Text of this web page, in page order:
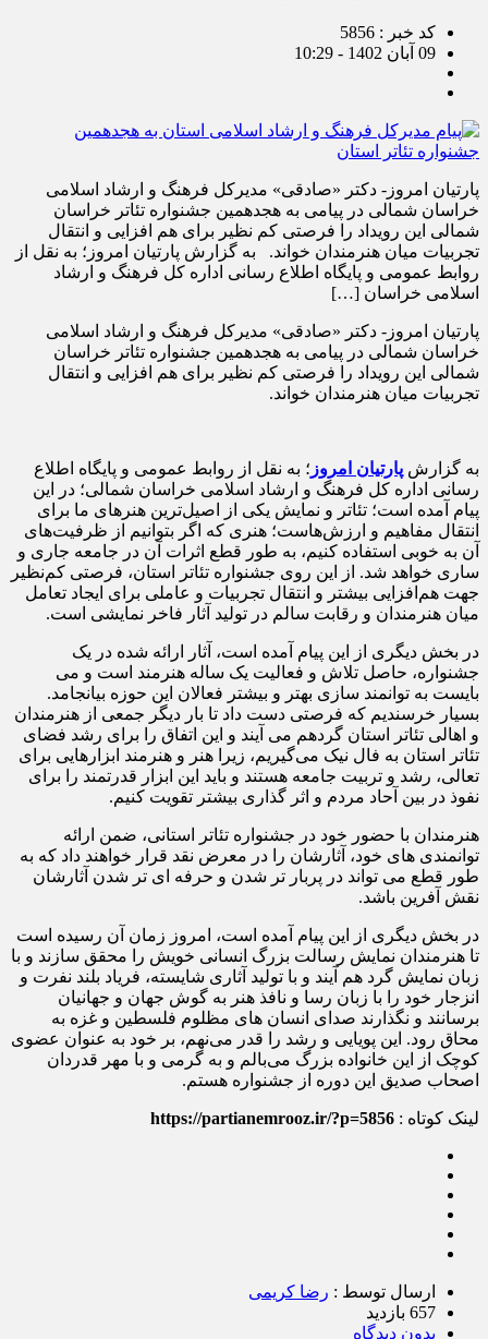
کد خبر : 5856
09 آبان 1402 - 10:29
پارتیان امروز- دکتر «صادقی» مدیرکل فرهنگ و ارشاد اسلامی
خراسان شمالی در پیامی به هجدهمین جشنواره تئاتر خراسان
شمالی این رویداد را فرصتی کم نظیر برای هم افزایی و انتقال
تجربیات میان هنرمندان خواند. به گزارش پارتیان امروز؛ به نقل از
روابط عمومی و پایگاه اطلاع رسانی اداره کل فرهنگ و ارشاد
اسلامی خراسان […]
پارتیان امروز- دکتر «صادقی» مدیرکل فرهنگ و ارشاد اسلامی
خراسان شمالی در پیامی به هجدهمین جشنواره تئاتر خراسان
شمالی این رویداد را فرصتی کم نظیر برای هم افزایی و انتقال
تجربیات میان هنرمندان خواند.
به گزارش پارتیان امروز ؛ به نقل از روابط عمومی و پایگاه اطلاع
رسانی اداره کل فرهنگ و ارشاد اسلامی خراسان شمالی؛ در این
پیام آمده است؛ تئاتر و نمایش یکی از اصیل‌ترین هنرهای ما برای
انتقال مفاهیم و ارزش‌هاست؛ هنری که اگر بتوانیم از ظرفیت‌های
آن به خوبی استفاده کنیم، به طور قطع اثرات آن در جامعه جاری و
ساری خواهد شد. از این روی جشنواره تئاتر استان، فرصتی کم‌نظیر
جهت هم‌افزایی بیشتر و انتقال تجربیات و عاملی برای ایجاد تعامل
میان هنرمندان و رقابت سالم در تولید آثار فاخر نمایشی است.
در بخش دیگری از این پیام آمده است، آثار ارائه شده در یک
جشنواره، حاصل تلاش و فعالیت یک ساله هنرمند است و می
بایست به توانمند سازی بهتر و بیشتر فعالان این حوزه بیانجامد.
بسیار خرسندیم که فرصتی دست داد تا بار دیگر جمعی از هنرمندان
و اهالی تئاتر استان گردهم می آیند و این اتفاق را برای رشد فضای
تئاتر استان به فال نیک می‌گیریم، زیرا هنر و هنرمند ابزارهایی برای
تعالی، رشد و تربیت جامعه هستند و باید این ابزار قدرتمند را برای
نفوذ در بین آحاد مردم و اثر گذاری بیشتر تقویت کنیم.
هنرمندان با حضور خود در جشنواره تئاتر استانی، ضمن ارائه
توانمندی های خود، آثارشان را در معرض نقد قرار خواهند داد که به
طور قطع می تواند در پربار تر شدن و حرفه ای تر شدن آثارشان
نقش آفرین باشد.
در بخش دیگری از این پیام آمده است، امروز زمان آن رسیده است
تا هنرمندان نمایش رسالت بزرگ انسانی خویش را محقق سازند و با
زبان نمایش گرد هم آیند و با تولید آثاری شایسته، فریاد بلند نفرت و
انزجار خود را با زبان رسا و نافذ هنر به گوش جهان و جهانیان
برسانند و نگذارند صدای انسان های مظلوم فلسطین و غزه به
محاق رود. این پویایی و رشد را قدر می‌نهم، بر خود به عنوان عضوی
کوچک از این خانواده بزرگ می‌بالم و به گرمی و با مهر قدردان
اصحاب صدیق این دوره از جشنواره هستم.
لینک کوتاه : https://partianemrooz.ir/?p=5856
ارسال توسط : رضا کریمی
657 بازدید
بدون دیدگاه